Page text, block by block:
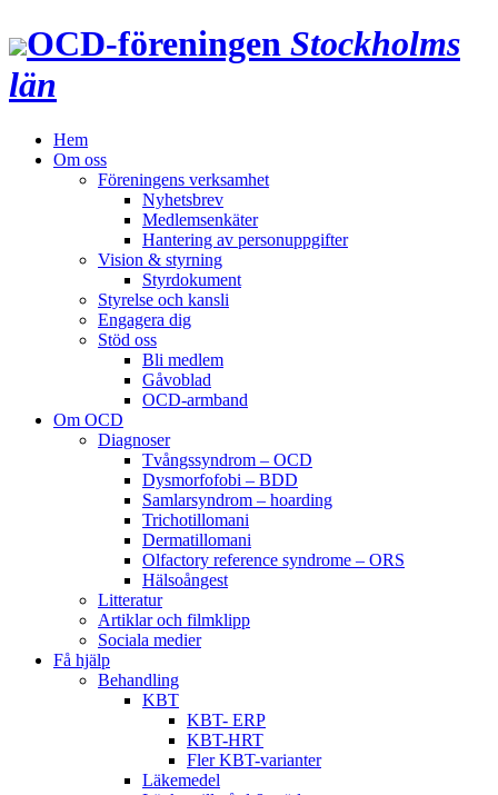
OCD‑föreningen Stockholms
län
Hem
Om oss
Föreningens verksamhet
Nyhetsbrev
Medlemsenkäter
Hantering av personuppgifter
Vision & styrning
Styrdokument
Styrelse och kansli
Engagera dig
Stöd oss
Bli medlem
Gåvoblad
OCD-armband
Om OCD
Diagnoser
Tvångssyndrom – OCD
Dysmorfofobi – BDD
Samlarsyndrom – hoarding
Trichotillomani
Dermatillomani
Olfactory reference syndrome – ORS
Hälsoångest
Litteratur
Artiklar och filmklipp
Sociala medier
Få hjälp
Behandling
KBT
KBT- ERP
KBT-HRT
Fler KBT-varianter
Läkemedel